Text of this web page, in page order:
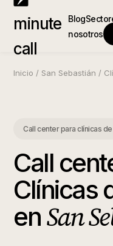
minute
call
Blog
nosotros
Inicio / San Sebastián /
Call center para clínicas
Call
Clínicas
enSan